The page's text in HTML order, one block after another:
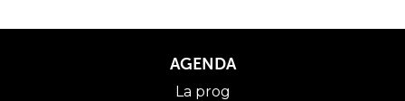
AGENDA
La prog